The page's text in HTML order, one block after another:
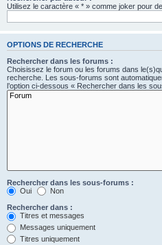
Utilisez le caractère « * » comme joker pour
OPTIONS DE RECHERCHE
Rechercher dans les forums :
Choisissez le forum ou les forums dans
recherche. Les sous-forums sont
l’option ci-dessous « Rechercher dans les
Rechercher dans les sous-forums :
Oui
Non
Rechercher dans :
Titres et messages
Messages uniquement
Titres uniquement